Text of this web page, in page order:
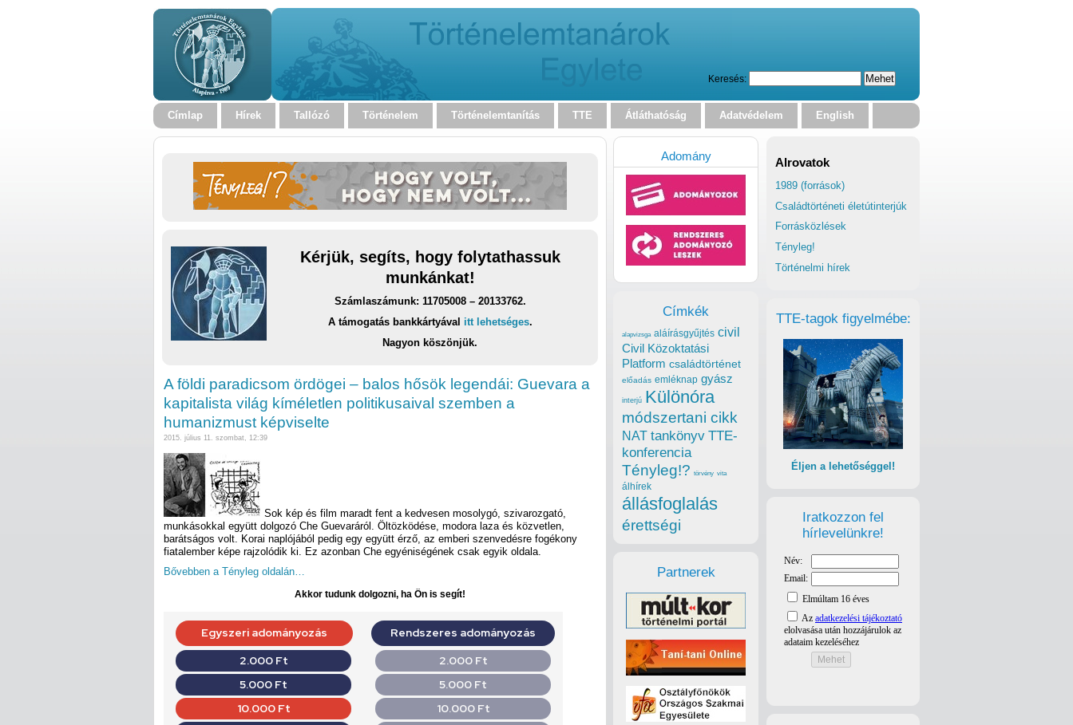
Keresés:
Címlap Hírek Tallózó Történelem Történelemtanítás TTE Átláthatóság Adatvédelem English
Kérjük, segíts, hogy folytathassuk
munkánkat!
Számlaszámunk: 11705008 – 20133762.
A támogatás bankkártyával itt lehetséges.
Nagyon köszönjük.
A földi paradicsom ördögei – balos hősök legendái: Guevara a
kapitalista világ kíméletlen politikusaival szemben a
humanizmust képviselte
2015. július 11. szombat, 12:39
Sok kép és film maradt fent a kedvesen mosolygó, szivarozgató,
munkásokkal együtt dolgozó Che Guevaráról. Öltözködése, modora laza és közvetlen,
barátságos volt. Korai naplójából pedig egy együtt érző, az emberi szenvedésre fogékony
fiatalember képe rajzolódik ki. Ez azonban Che egyéniségének csak egyik oldala.
Bővebben a Tényleg oldalán…
Akkor tudunk dolgozni, ha Ön is segít!
Alrovatok
1989 (források)
Családtörténeti életútinterjúk
Forrásközlések
Tényleg!
Történelmi hírek
TTE-tagok figyelmébe:
Éljen a lehetőséggel!
Iratkozzon fel
hírlevelünkre!
Adomány
Címkék
alapvizsga aláírásgyűjtés civil
Civil Közoktatási
Platform családtörténet
előadás emléknap gyász
interjú Különóra
módszertani cikk
NAT tankönyv TTE-
konferencia
Tényleg!? törvény vita
álhírek
állásfoglalás
érettségi
Partnerek